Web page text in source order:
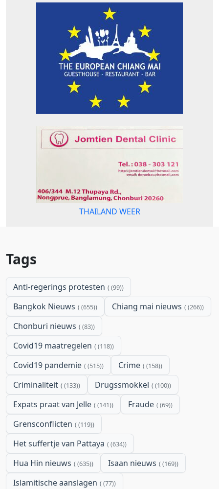
THAILAND WEER
Tags
Anti-regerings protesten (99)
Bangkok Nieuws (655) Chiang mai nieuws (266)
Chonburi nieuws (83)
Covid19 maatregelen (118)
Covid19 pandemie (515) Crime (158)
Criminaliteit (133) Drugssmokkel (100)
Expats praat van Jelle (141) Fraude (69)
Grensconflicten (119)
Het suffertje van Pattaya (634)
Hua Hin nieuws (635) Isaan nieuws (169)
Islamitische aanslagen (77)